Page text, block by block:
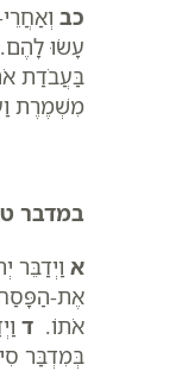
כב
עָשׂוּ
בַּעֲבֹדַת
מִשְׁמֶרֶת
במדבר ט
א
אֶת-
אֹתוֹ. ד
בְּמִדְבַּר